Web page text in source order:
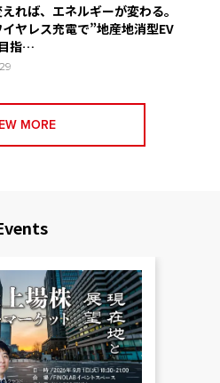
れば、エネルギーが変わる。
ヤレス充電で”地産地消型EV
指…
MORE